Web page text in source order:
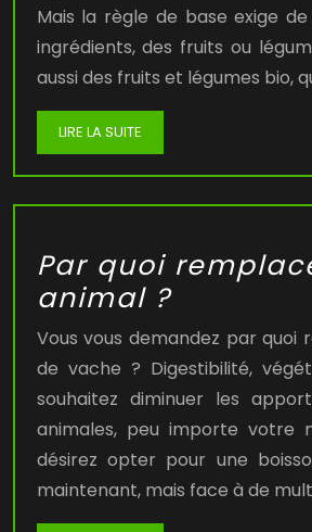
Mais la règle de base exige
ingrédients, des fruits ou
aussi des fruits et légumes bio,
LIRE LA SUITE
Par quoi
animal ?
Vous vous demandez par quoi
de vache ? Digestibilité,
souhaitez diminuer les
animales, peu importe votre
désirez opter pour une
maintenant, mais face à de